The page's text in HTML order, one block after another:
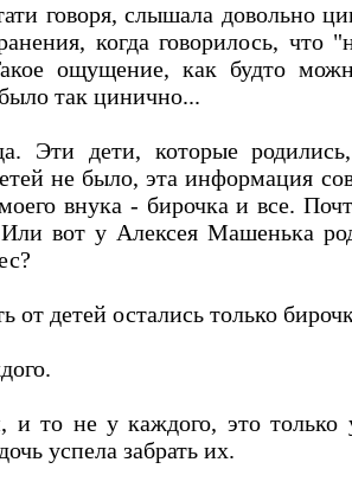
говоря, слышала довольно
когда говорилось,
ощущение, как будто
так цинично...
Эти дети, которые
не было, эта информация
внука - бирочка и все.
вот у Алексея Машенька
от детей остались только
и то не у каждого, это только
успела забрать их.